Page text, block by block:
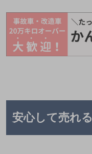
安心して売れ